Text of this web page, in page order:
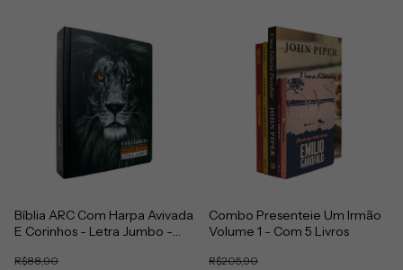
Bíblia ARC Com Harpa Avivada
E Corinhos - Letra Jumbo -
R$88,90
Combo Presenteie Um Irmão
Volume 1 - Com 5 Livros
R$205,90